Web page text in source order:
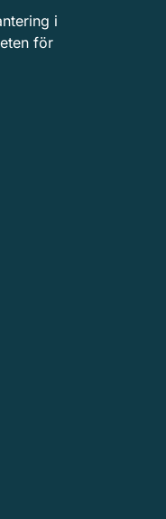
i
för